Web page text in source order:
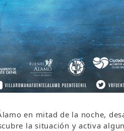
en mitad de la noche,
la situación y activa